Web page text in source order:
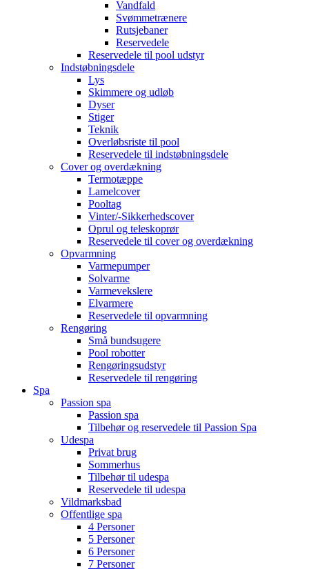
Vandfald
Svømmetrænere
Rutsjebaner
Reservedele
Reservedele til pool udstyr
Indstøbningsdele
Lys
Skimmere og udløb
Dyser
Stiger
Teknik
Overløbsriste til pool
Reservedele til indstøbningsdele
Cover og overdækning
Termotæppe
Lamelcover
Pooltag
Vinter/-Sikkerhedscover
Oprul og teleskoprør
Reservedele til cover og overdækning
Opvarmning
Varmepumper
Solvarme
Varmevekslere
Elvarmere
Reservedele til opvarmning
Rengøring
Små bundsugere
Pool robotter
Rengøringsudstyr
Reservedele til rengøring
Spa
Passion spa
Passion spa
Tilbehør og reservedele til Passion Spa
Udespa
Privat brug
Sommerhus
Tilbehør til udespa
Reservedele til udespa
Vildmarksbad
Offentlige spa
4 Personer
5 Personer
6 Personer
7 Personer